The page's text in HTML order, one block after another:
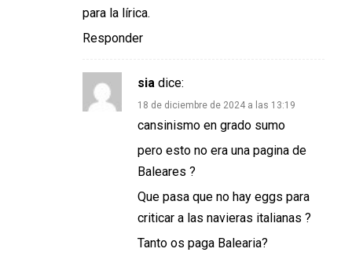
para la lírica.
Responder
sia dice:
18 de diciembre de 2024 a las 13:19
cansinismo en grado sumo
pero esto no era una pagina de
Baleares ?
Que pasa que no hay eggs para
criticar a las navieras italianas ?
Tanto os paga Balearia?